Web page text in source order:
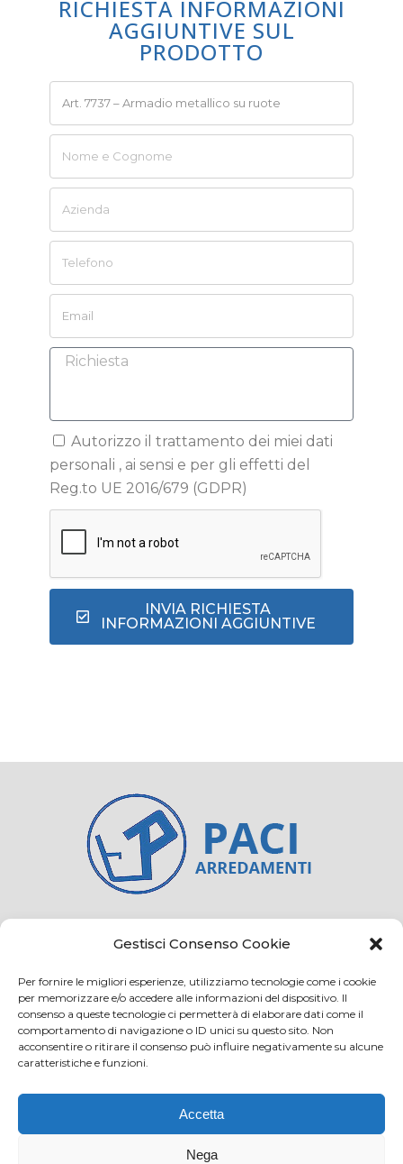
Gestisci Consenso Cookie
Per fornire le migliori esperienze, utilizziamo tecnologie come i cookie
per memorizzare e/o accedere alle informazioni del dispositivo. Il
consenso a queste tecnologie ci permetterà di elaborare dati come il
comportamento di navigazione o ID unici su questo sito. Non
acconsentire o ritirare il consenso può influire negativamente su alcune
caratteristiche e funzioni.
Accetta
Nega
RICHIESTA INFORMAZIONI
AGGIUNTIVE SUL
PRODOTTO
Autorizzo il trattamento dei miei dati
personali , ai sensi e per gli effetti del
Reg.to UE 2016/679 (GDPR)
INVIA RICHIESTA
INFORMAZIONI AGGIUNTIVE
Credits Privacy and cookie
Via Virginio 358/360
Loc. Anselmo 50025 Montespertoli (FI)
E-mail: info@paciarrediscolastici.com
PEC: pacisrl@interfreepec.it
Tel e Fax: +39 0571 675108
PI e CF: 05012160486 Registro delle Imprese di